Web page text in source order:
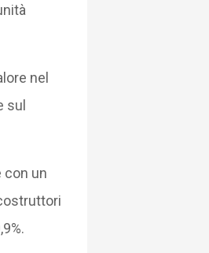
nel
sul
con un